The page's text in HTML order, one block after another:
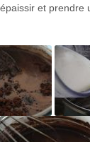
et prendre